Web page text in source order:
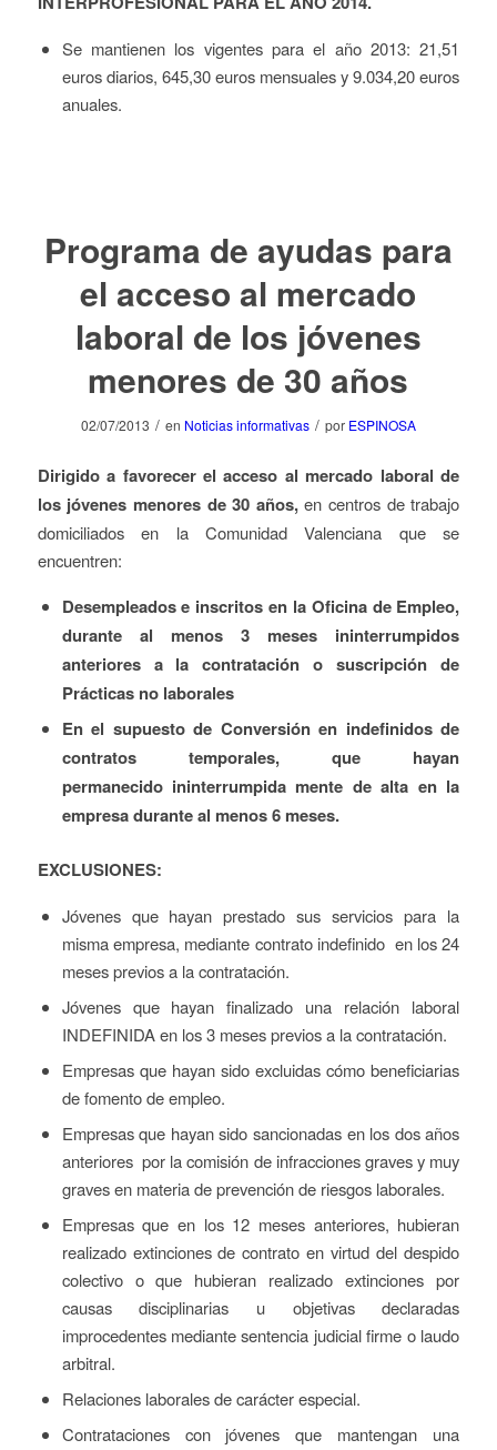
Se mantienen los vigentes para el año 2013: 21,51
euros diarios, 645,30 euros mensuales y 9.034,20 euros
anuales.
Programa de ayudas para
el acceso al mercado
laboral de los jóvenes
menores de 30 años
02/07/2013 / en Noticias informativas / por ESPINOSA
Dirigido a favorecer el acceso al mercado laboral de
los jóvenes menores de 30 años,en centros de trabajo
domiciliados en la Comunidad Valenciana que se
encuentren:
Desempleados e inscritos en la Oficina de Empleo,
durante al menos 3 meses ininterrumpidos
anteriores a la contratación o suscripción de
Prácticas no laborales
En el supuesto de Conversión en indefinidos de
contratos temporales, que hayan
permanecido ininterrumpida mente de alta en la
empresa durante al menos 6 meses.
EXCLUSIONES:
Jóvenes que hayan prestado sus servicios para la
misma empresa, mediante contrato indefinido en los 24
meses previos a la contratación.
Jóvenes que hayan finalizado una relación laboral
INDEFINIDA en los 3 meses previos a la contratación.
Empresas que hayan sido excluidas cómo beneficiarias
de fomento de empleo.
Empresas que hayan sido sancionadas en los dos años
anteriores por la comisión de infracciones graves y muy
graves en materia de prevención de riesgos laborales.
Empresas que en los 12 meses anteriores, hubieran
realizado extinciones de contrato en virtud del despido
colectivo o que hubieran realizado extinciones por
causas disciplinarias u objetivas declaradas
improcedentes mediante sentencia judicial firme o laudo
arbitral.
Relaciones laborales de carácter especial.
Contrataciones con jóvenes que mantengan una